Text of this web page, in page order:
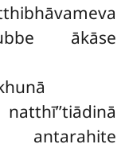
ākāse
antarahite